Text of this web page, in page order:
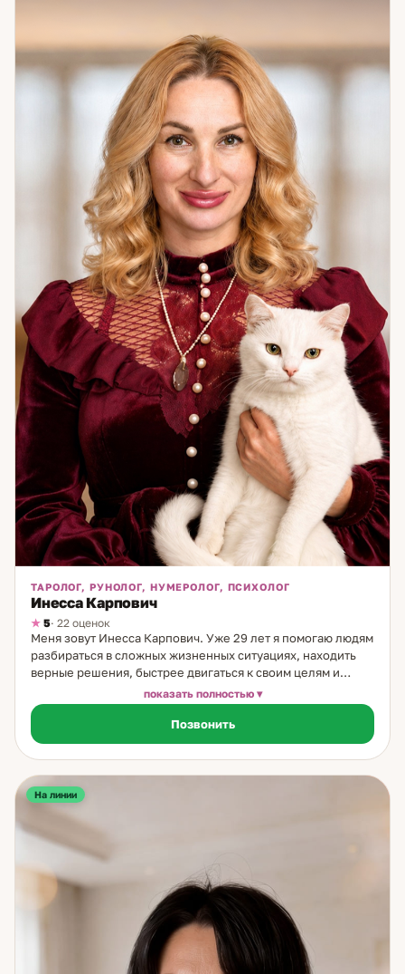
влияний и восстановлением внутреннего равновесия —
чтобы человек мог действовать из ресурсного состояния,
а не из истощения. Каждый расклад для меня — это три
составляющих: глубокая аналитика символов и их связей,
интуитивное сопровождение, которое улавливает то, что
не вмещается в структуру, и помощь в принятии решения —
конкретный следующий шаг. Из практики: женщина в
кризисе бизнеса нашла точку разворота через работу с
картами — сейчас дело процветает. Девушка в поиске
отношений получила направление — встреча состоялась.
Это не предсказания. Это работа с причинами. Если вы
хотите разобраться в ситуации и найти путь вперёд —
приходите.
ТАРОЛОГ, РУНОЛОГ, НУМЕРОЛОГ, ПСИХОЛОГ
Инесса Карпович
5· 22 оценок
Меня зовут Инесса Карпович. Уже 29 лет я помогаю людям
разбираться в сложных жизненных ситуациях, находить
верные решения, быстрее двигаться к своим целям и
раскрывать внутренние ресурсы. В моей практике
соединяются психология, Таро, руны, карты Мадам
Ленорман, нумерология, энергетические практики,
регрессивные сеансы, нейрографика, сказкотерапия и
медитации на тибетских поющих чашах. Мой дар
проявился в 9 лет, а в 13 лет я уже помогала вести приём
вместе с бабушкой, которая обладала даром ясновидения.
воском, проводила обряды на улучшение жизни. С тех пор
я постоянно развиваю свои способности, обучаюсь,
практикую и углубляю знания. Я работаю с вопросами
личной жизни, семьи, бизнеса, финансов, переезда,
карьеры, выбора партнёра, совместимости и защиты от
негатива. Карты Таро помогают увидеть перспективы,
принять решение в бизнесе, понять намерения партнёра и
определить скрытое влияние. Руны позволяют глубже
рассмотреть ситуацию, провести диагностику, поставить
показать полностью
Позвонить
На линии